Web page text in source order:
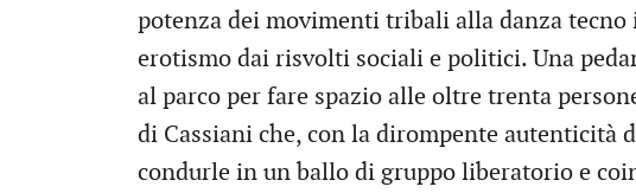
potenza dei movimenti tribali alla danza
erotismo dai risvolti sociali e politici. Una
al parco per fare spazio alle oltre trenta
di Cassiani che, con la dirompente autenticità
condurle in un ballo di gruppo liberatorio e